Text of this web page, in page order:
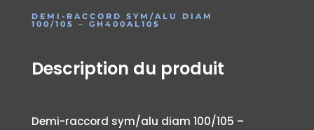
DEMI-RACCORD SYM/ALU DIAM
100/105 – GH400AL105
Description du produit
Demi-raccord sym/alu diam 100/105 –